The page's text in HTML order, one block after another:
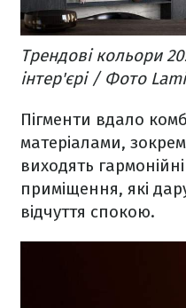
Трендові кольори
інтер'єрі / Фото
Пігменти вдало
матеріалами,
виходять
приміщення, які
відчуття спокою.